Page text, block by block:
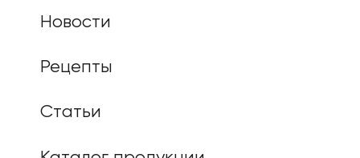
Новости
Рецепты
Статьи